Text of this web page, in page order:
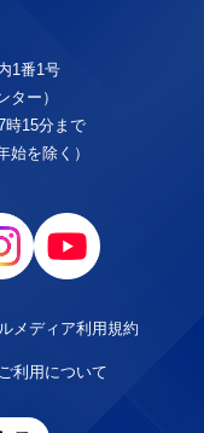
1番1号
ター）
時15分まで
始を除く）
メディア利用規約
利用について